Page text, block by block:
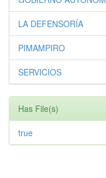
LA DEFENSORÍA
PIMAMPIRO
SERVICIOS
Has File(s)
true